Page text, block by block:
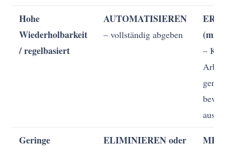
Hohe
Wiederholbarkeit
/ regelbasiert
AUTOMATISIEREN
– vollständig abgeben
(mit
– KI
Geringe
ELIMINIEREN oder